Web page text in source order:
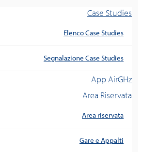
Case Studies
Elenco Case Studies
Segnalazione Case Studies
App AirGHz
Area Riservata
Area riservata
Gare e Appalti